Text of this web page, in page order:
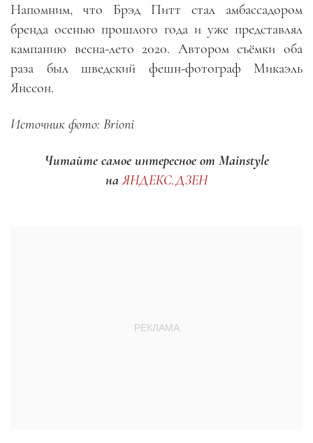
Напомним, что Брэд Питт стал амбассадором
бренда осенью прошлого года и уже представлял
кампанию весна-лето 2020. Автором съёмки оба
раза был шведский фешн-фотограф Микаэль
Янссон.
Источник фото: Brioni
Читайте самое интересное от Mainstyle
наЯНДЕКС.ДЗЕН